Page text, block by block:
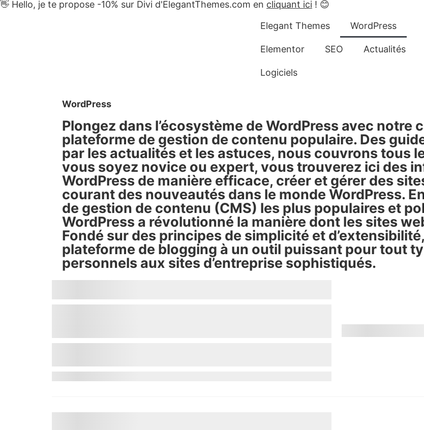
👋 Hello, je te propose -10% sur Divi d'ElegantThemes.com en cliquant ici ! 😊
Elegant Themes
WordPress
Elementor SEO Actualités
Logiciels
WordPress
Plongez dans l’écosystème de WordPress avec
plateforme de gestion de contenu populaire. Des
par les actualités et les astuces, nous couvrons tous
vous soyez novice ou expert, vous trouverez ici des
WordPress de manière efficace, créer et gérer des
courant des nouveautés dans le monde WordPress.
de gestion de contenu (CMS) les plus populaires et
WordPress a révolutionné la manière dont les sites
Fondé sur des principes de simplicité et
plateforme de blogging à un outil puissant pour tout
personnels aux sites d’entreprise sophistiqués.